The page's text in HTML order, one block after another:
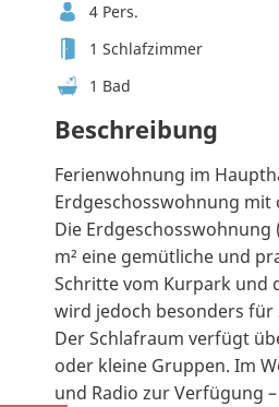
4 Pers.
1 Schlafzimmer
1 Bad
Beschreibung
Ferienwohnung im
Erdgeschosswohnung mit
Die
m² eine gemütliche und
Schritte vom Kurpark und
wird jedoch besonders für
Der Schlafraum verfügt
oder kleine Gruppen. Im
und Radio zur Verfügung